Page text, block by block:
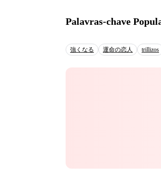
Palavras-chave
強くなる 運命の恋人 trillizos